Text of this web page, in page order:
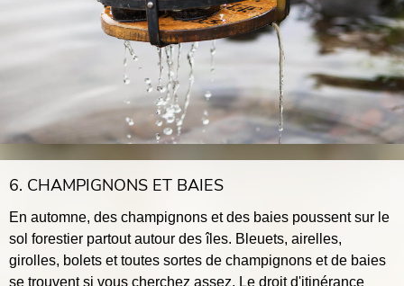
6. CHAMPIGNONS ET BAIES
En automne, des champignons et des baies poussent sur le
sol forestier partout autour des îles. Bleuets, airelles,
girolles, bolets et toutes sortes de champignons et de baies
se trouvent si vous cherchez assez. Le droit d'itinérance